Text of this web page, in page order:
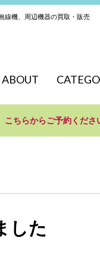
線機、周辺機器の買取・販売
ABOUT
ちらからご予約くださ
した